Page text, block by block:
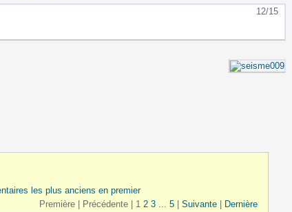
12/15
les plus anciens en premier
Première |
Précédente | 1 2 3... 5 Suivante
Dernière